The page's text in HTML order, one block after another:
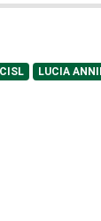
LUCIA